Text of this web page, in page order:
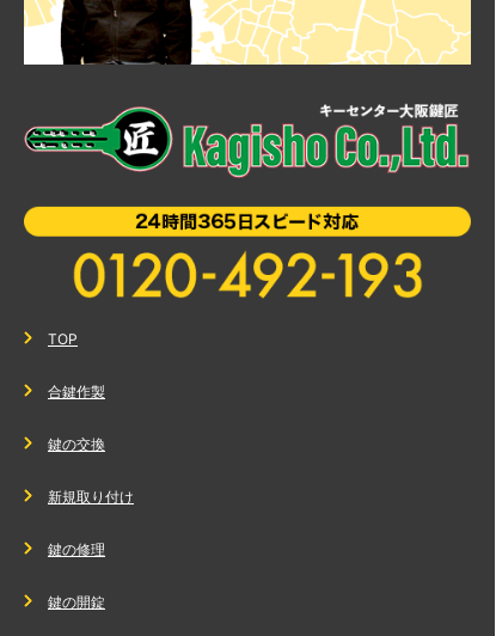
TOP
合鍵作製
鍵の交換
新規取り付け
鍵の修理
鍵の開錠